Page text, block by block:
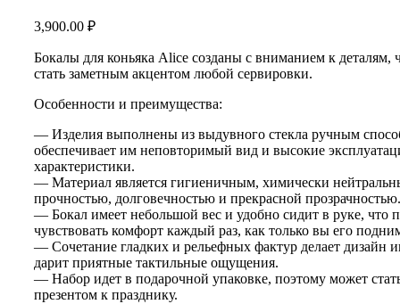
3,900.00 ₽
Бокалы для коньяка Alice созданы с вниманием к деталям,
стать заметным акцентом любой сервировки.
Особенности и преимущества:
— Изделия выполнены из выдувного стекла ручным
обеспечивает им неповторимый вид и высокие
характеристики.
— Материал является гигиеничным, химически
прочностью, долговечностью и прекрасной прозрачностью.
— Бокал имеет небольшой вес и удобно сидит в руке, что
чувствовать комфорт каждый раз, как только вы его
— Сочетание гладких и рельефных фактур делает дизайн
дарит приятные тактильные ощущения.
— Набор идет в подарочной упаковке, поэтому может
презентом к празднику.